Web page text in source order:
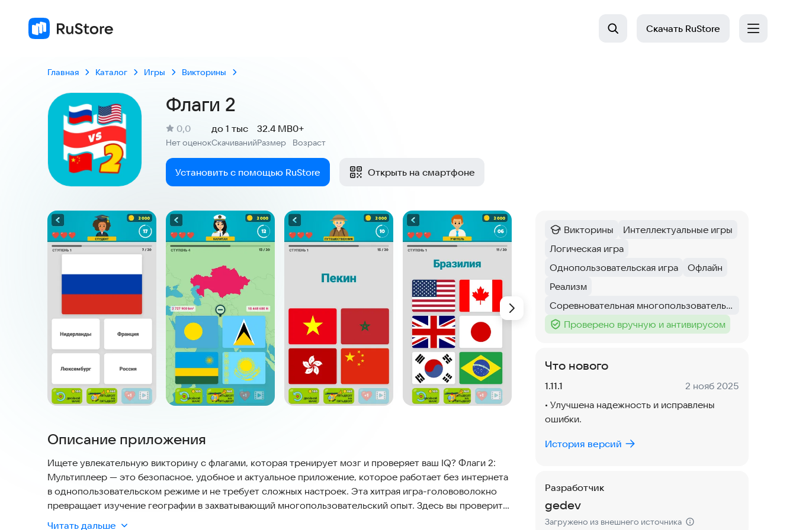
Скачать RuStore
Главная Каталог Игры Викторины
Флаги 2
Рейтинг:
0,0
Нет оценокСкачиваний
до 1 тыс
Размер
32.4 MB
Возраст
0+
Установить с помощью RuStore Открыть на смартфоне
Скриншоты
Описание приложения
Ищете увлекательную викторину с флагами, которая тренирует мозг и проверяет ваш IQ? Флаги 2:
Мультиплеер — это безопасное, удобное и актуальное приложение, которое работает без интернета
в однопользовательском режиме и не требует сложных настроек. Эта хитрая игра-голововолокно
превращает изучение географии в захватывающий многопользовательский опыт. Здесь вы проверите
свои знания о картах, странах и континентах. В игре представлено 240 флагов и 14 видов одиночных
Читать дальше
Категория:
Викторины
Тег :
Интеллектуальные игры
Тег:
Логическая игра
Тег:
Однопользовательская игра
Тег:
Офлайн
Тег:
Реализм
Тег:
Соревновательная многопользовательская игра
Тег :
Проверено вручную и антивирусом
Что нового
Версия:
1.11.1 Дата:
2 нояб 2025
• Улучшена надежность и исправлены
ошибки.
История версий
Разработчик
gedev
Загружено из внешнего источника